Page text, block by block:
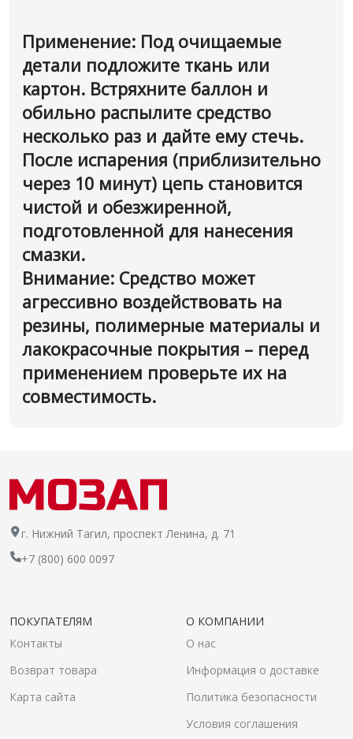
Применение: Под очищаемые
детали подложите ткань или
картон. Встряхните баллон и
обильно распылите средство
несколько раз и дайте ему стечь.
После испарения (приблизительно
через 10 минут) цепь становится
чистой и обезжиренной,
подготовленной для нанесения
смазки.
Внимание: Средство может
агрессивно воздействовать на
резины, полимерные материалы и
лакокрасочные покрытия – перед
применением проверьте их на
совместимость.
г. Нижний Тагил, проспект Ленина, д. 71
+7 (800) 600 0097
ПОКУПАТЕЛЯМ
Контакты
Возврат товара
Карта сайта
О КОМПАНИИ
О нас
Информация о доставке
Политика безопасности
Условия соглашения